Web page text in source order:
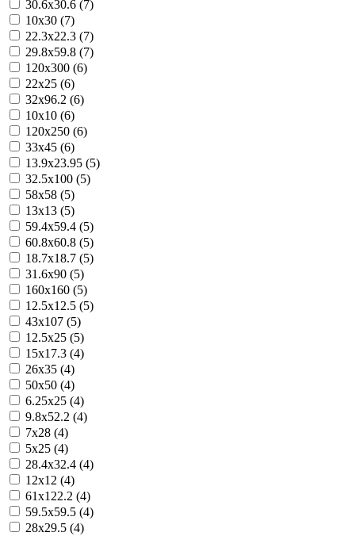
30.6x30.6 (7)
10x30 (7)
22.3x22.3 (7)
29.8x59.8 (7)
120x300 (6)
22x25 (6)
32x96.2 (6)
10x10 (6)
120x250 (6)
33x45 (6)
13.9x23.95 (5)
32.5x100 (5)
58x58 (5)
13x13 (5)
59.4x59.4 (5)
60.8x60.8 (5)
18.7x18.7 (5)
31.6x90 (5)
160x160 (5)
12.5x12.5 (5)
43x107 (5)
12.5x25 (5)
15x17.3 (4)
26x35 (4)
50x50 (4)
6.25x25 (4)
9.8x52.2 (4)
7x28 (4)
5x25 (4)
28.4x32.4 (4)
12x12 (4)
61x122.2 (4)
59.5x59.5 (4)
28x29.5 (4)